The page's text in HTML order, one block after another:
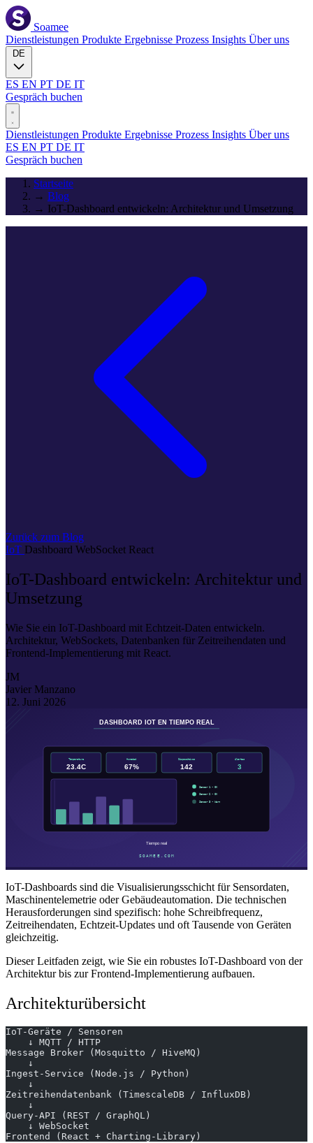
Soamee
Dienstleistungen Produkte Ergebnisse Prozess Insights Über uns
ES EN PT DE IT
Gespräch buchen
Dienstleistungen Produkte Ergebnisse Prozess Insights Über uns
ES EN PT DE IT
Gespräch buchen
Startseite
→ Blog
→ IoT-Dashboard entwickeln: Architektur und Umsetzung
Zurück zum Blog
IoT Dashboard WebSocket React
IoT-Dashboard entwickeln: Architektur und
Umsetzung
Wie Sie ein IoT-Dashboard mit Echtzeit-Daten entwickeln.
Architektur, WebSockets, Datenbanken für Zeitreihendaten und
Frontend-Implementierung mit React.
JM
Javier Manzano
12. Juni 2026
IoT-Dashboards sind die Visualisierungsschicht für Sensordaten,
Maschinentelemetrie oder Gebäudeautomation. Die technischen
Herausforderungen sind spezifisch: hohe Schreibfrequenz,
Zeitreihendaten, Echtzeit-Updates und oft Tausende von Geräten
gleichzeitig.
Dieser Leitfaden zeigt, wie Sie ein robustes IoT-Dashboard von der
Architektur bis zur Frontend-Implementierung aufbauen.
Architekturübersicht
IoT-Geräte / Sensoren
    ↓ MQTT / HTTP
Message Broker (Mosquitto / HiveMQ)
    ↓
Ingest-Service (Node.js / Python)
    ↓
Zeitreihendatenbank (TimescaleDB / InfluxDB)
    ↓
Query-API (REST / GraphQL)
    ↓ WebSocket
Frontend (React + Charting-Library)